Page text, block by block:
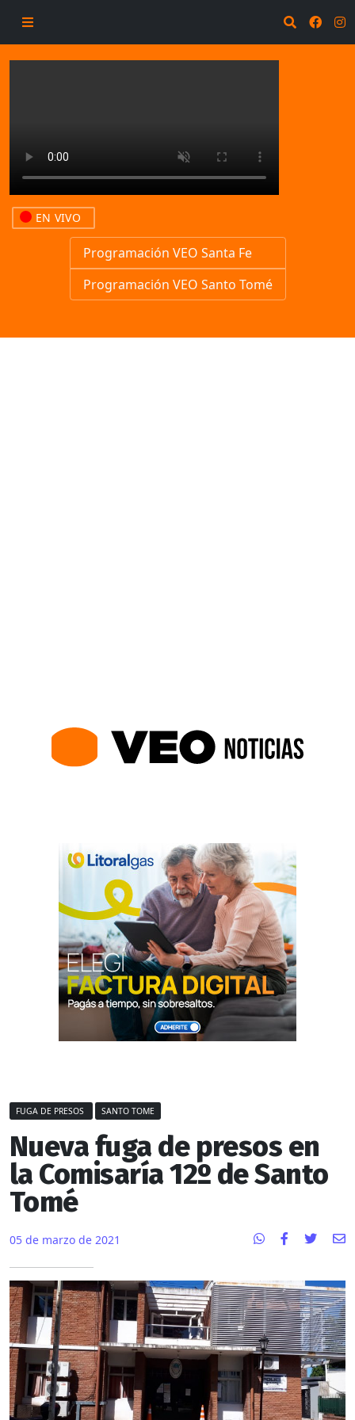
EN VIVO
Programación VEO Santa Fe
Programación VEO Santo Tomé
FUGA DE PRESOS SANTO TOME
Nueva fuga de presos en
la Comisaría 12º de Santo
Tomé
05 de marzo de 2021